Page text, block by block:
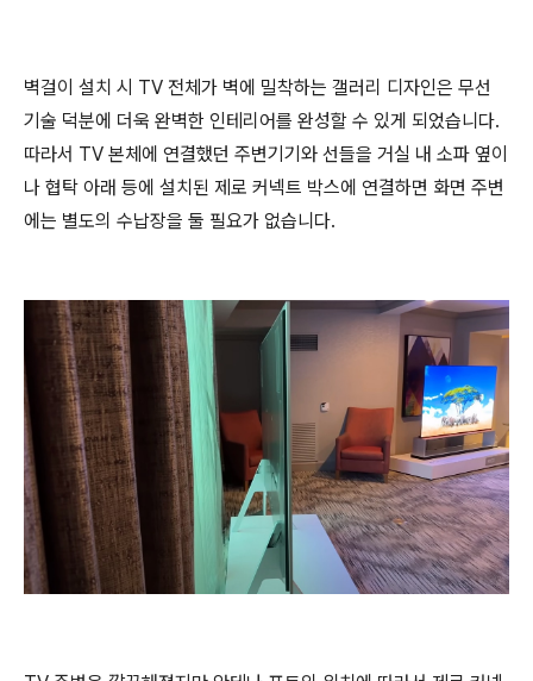
벽걸이 설치 시 TV 전체가 벽에 밀착하는 갤러리 디자인은 무선
기술 덕분에 더욱 완벽한 인테리어를 완성할 수 있게 되었습니다.
따라서 TV 본체에 연결했던 주변기기와 선들을 거실 내 소파 옆이
나 협탁 아래 등에 설치된 제로 커넥트 박스에 연결하면 화면 주변
에는 별도의 수납장을 둘 필요가 없습니다.